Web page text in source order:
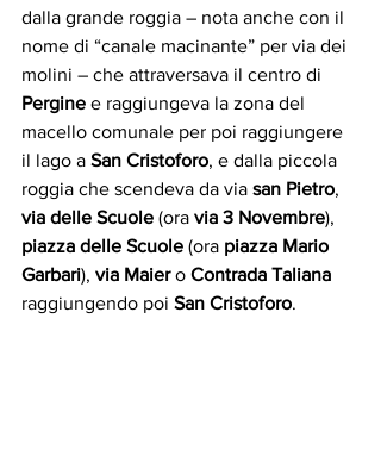
dalla grande roggia – nota anche con il
nome di “canale macinante” per via dei
molini – che attraversava il centro di
Pergine e raggiungeva la zona del
macello comunale per poi raggiungere
il lago a San Cristoforo, e dalla piccola
roggia che scendeva da via san Pietro,
via delle Scuole (ora via 3 Novembre),
piazza delle Scuole (ora piazza Mario
Garbari), via Maier o Contrada Taliana
raggiungendo poi San Cristoforo.